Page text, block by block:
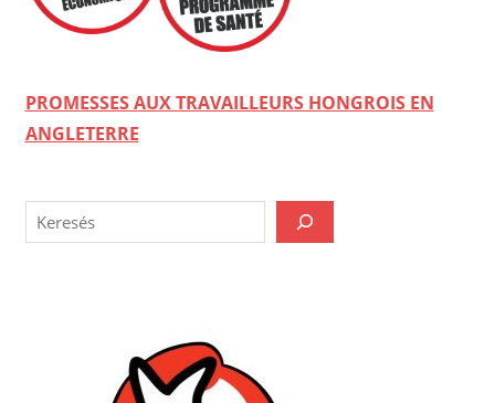
PROMESSES AUX TRAVAILLEURS HONGROIS EN
ANGLETERRE